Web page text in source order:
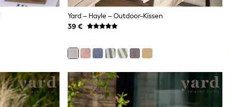
Yard – Hayle – Outdoor-Kissen
39 €